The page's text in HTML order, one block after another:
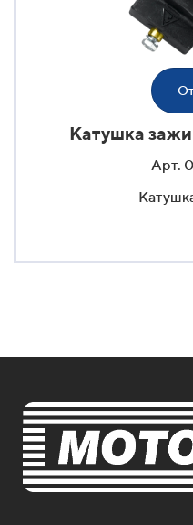
Катушка
Арт.